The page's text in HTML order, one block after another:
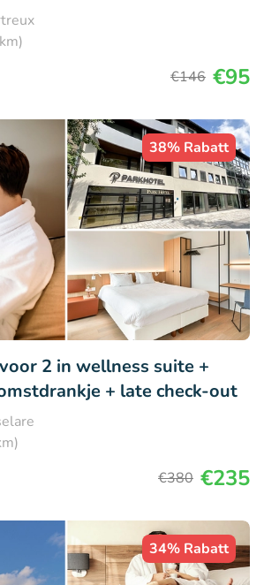
€146 €95
38% Rabatt
2 in wellness suite +
+ late check-out
€380 €235
34% Rabatt